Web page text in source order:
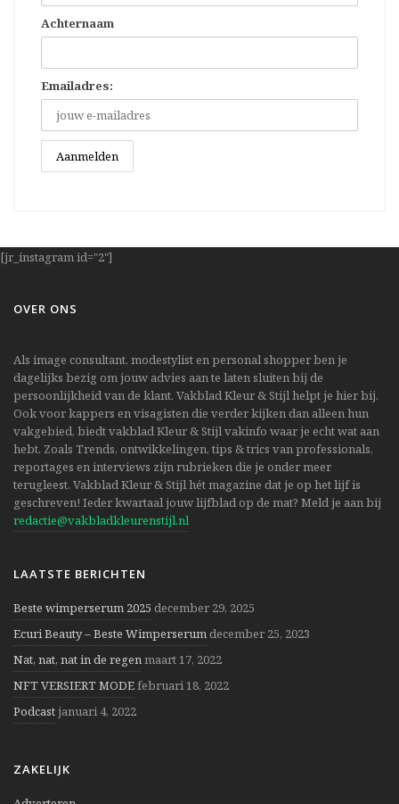
Achternaam
Emailadres:
[jr_instagram id="2"]
OVER ONS
Als image consultant, modestylist en personal shopper ben je
dagelijks bezig om jouw advies aan te laten sluiten bij de
persoonlijkheid van de klant. Vakblad Kleur & Stijl helpt je hier bij.
Ook voor kappers en visagisten die verder kijken dan alleen hun
vakgebied, biedt vakblad Kleur & Stijl vakinfo waar je echt wat aan
hebt. Zoals Trends, ontwikkelingen, tips & trics van professionals,
reportages en interviews zijn rubrieken die je onder meer
terugleest. Vakblad Kleur & Stijl hét magazine dat je op het lijf is
geschreven! Ieder kwartaal jouw lijfblad op de mat? Meld je aan bij
redactie@vakbladkleurenstijl.nl
LAATSTE BERICHTEN
Beste wimperserum 2025 december 29, 2025
Ecuri Beauty – Beste Wimperserum december 25, 2023
Nat, nat, nat in de regenmaart 17, 2022
NFT VERSIERT MODEfebruari 18, 2022
Podcastjanuari 4, 2022
ZAKELIJK